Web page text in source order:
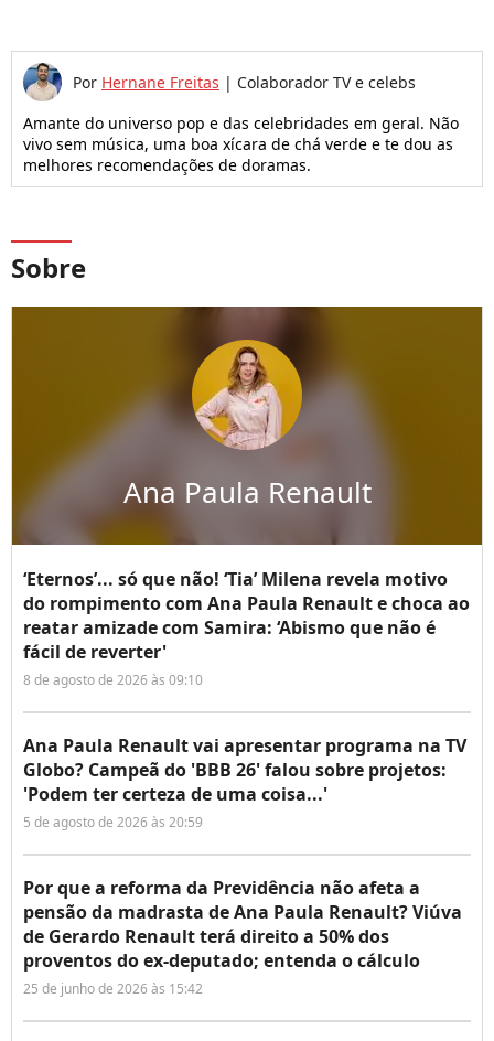
Por Hernane Freitas | Colaborador TV e celebs
Amante do universo pop e das celebridades em geral. Não
vivo sem música, uma boa xícara de chá verde e te dou as
melhores recomendações de doramas.
Sobre
Ana Paula Renault
‘Eternos’... só que não! ‘Tia’ Milena revela motivo
do rompimento com Ana Paula Renault e choca ao
reatar amizade com Samira: ‘Abismo que não é
fácil de reverter'
8 de agosto de 2026 às 09:10
Ana Paula Renault vai apresentar programa na TV
Globo? Campeã do 'BBB 26' falou sobre projetos:
'Podem ter certeza de uma coisa...'
5 de agosto de 2026 às 20:59
Por que a reforma da Previdência não afeta a
pensão da madrasta de Ana Paula Renault? Viúva
de Gerardo Renault terá direito a 50% dos
proventos do ex-deputado; entenda o cálculo
25 de junho de 2026 às 15:42